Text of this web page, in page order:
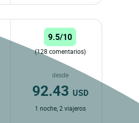
9.5/10
(128 comentarios)
desde
92.43 USD
1 noche, 2 viajeros